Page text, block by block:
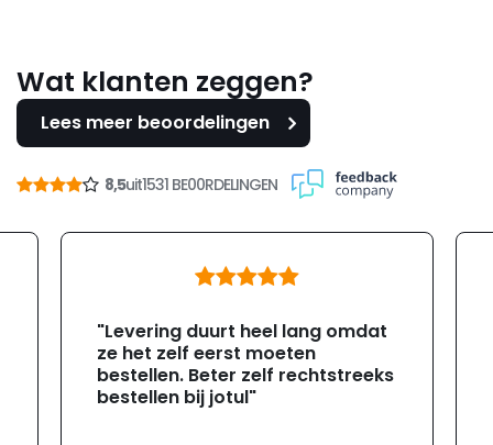
Wat klanten zeggen?
Lees meer beoordelingen
8,5uit1531 BE00RDELINGEN
"Levering duurt heel lang omdat
ze het zelf eerst moeten
bestellen. Beter zelf rechtstreeks
bestellen bij jotul"